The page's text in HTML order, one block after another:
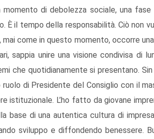
di debolezza sociale, una
È il tempo della responsabilità. Ciò non
come in questo momento, occorre
sappia unire una visione condivisa di
che quotidianamente si presentano.
di Presidente del Consiglio con il
istituzionale. L’ho fatto da giovane
base di una autentica cultura di
sviluppo e diffondendo benessere.